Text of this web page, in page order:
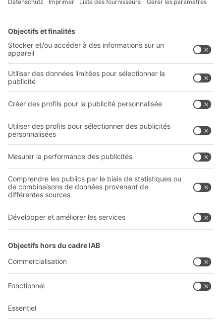
Solutions BITO
Solutions intralogistiques
Bacs en matière plastique
Systèmes de rayonnages
Prestations de service
LE PRO DU STOCKAGE
Entreprise
Qui sommes-nous ?
Sites internationaux
Follow us
ABIT O
YOUR LIFE.
03 870 99 00
© 2026 BITO-Lagertechnik Bittmann GmbH